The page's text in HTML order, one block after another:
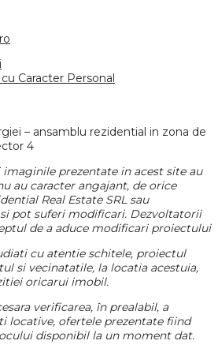
Caracter Personal
– ansamblu rezidential in zona de
4
prezentate in acest site au
au caracter angajant, de orice
Real Estate SRL sau
pot suferi modificari. Dezvoltatorii
de a aduce modificari proiectului
cu atentie schitele, proiectul
si vecinatatile, la locatia acestuia,
oricarui imobil.
verificarea, în prealabil, a
locative, ofertele prezentate fiind
disponibil la un moment dat.